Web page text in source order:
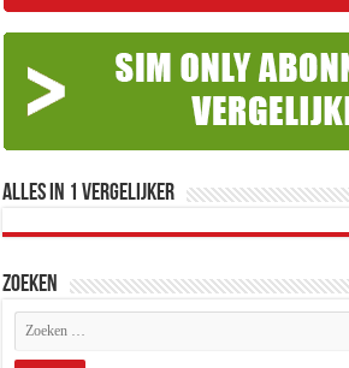
Alles in 1 Vergelijker
Zoeken